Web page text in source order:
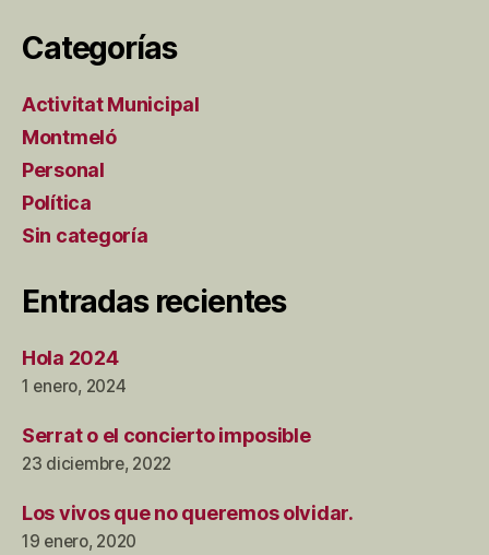
Categorías
Activitat Municipal
Montmeló
Personal
Política
Sin categoría
Entradas recientes
Hola 2024
1 enero, 2024
Serrat o el concierto imposible
23 diciembre, 2022
Los vivos que no queremos olvidar.
19 enero, 2020